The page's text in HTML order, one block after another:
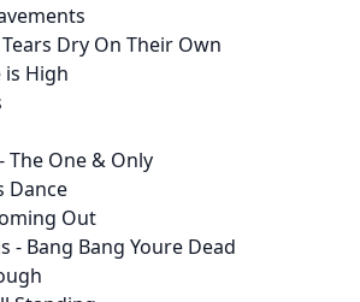
Dry On Their Own
is High
The One & Only
Dance
Out
- Bang Bang Youre Dead